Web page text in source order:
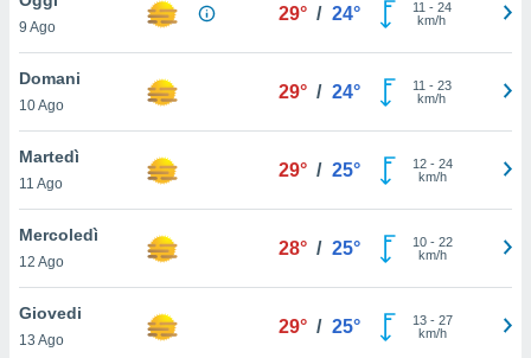
è
al sito
di
ci
di
il
un
9 Ago
29° / 24° 11 - 24
km/h
Domani
10 Ago
29° / 24° 11 - 23
km/h
Martedì
11 Ago
29° / 25° 12- 24
km/h
Mercoledì
12 Ago
28° / 25° 10- 22
km/h
Giovedi
13 Ago
29° / 25° 13- 27
km/h